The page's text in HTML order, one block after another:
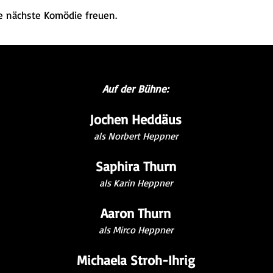
nächste Komödie freuen.
Auf der Bühne:
Jochen Heddäus
als Norbert Heppner
Saphira Thurn
als Karin Heppner
Aaron Thurn
als Mirco Heppner
Michaela Stroh-Ihrig